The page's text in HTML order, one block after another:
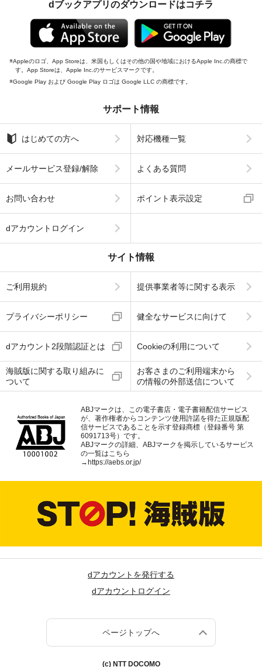
dブックアプリのダウンロードはコチラ
Appleのロゴ、App Storeは、米国もしくはその他の国や地域におけるApple Inc.の商標で
す。App Storeは、Apple Inc.のサービスマークです。
Google Play および Google Play ロゴは Google LLC の商標です。
サポート情報
はじめての方へ 対応機種一覧
メールサービス登録/解除 よくある質問
お問い合わせ ポイント表示設定
dアカウントログイン
サイト情報
ご利用規約 提供事業者等に関する表示
プライバシーポリシー 健全なサービスに向けて
dアカウント2段階認証とは Cookieの利用について
海賊版に関する取り組みに
ついて
お客さまのご利用端末から
の情報の外部送信について
ABJマークは、この電子書店・電子書籍配信サービス
が、著作権者からコンテンツ使用許諾を得た正規版配
信サービスであることを示す登録商標（登録番号 第
6091713号）です。
ABJマークの詳細、ABJマークを掲示しているサービス
の一覧はこちら
→ https://aebs.or.jp/
dアカウントを発行する
dアカウントログイン
ページトップへ
(c) NTT DOCOMO